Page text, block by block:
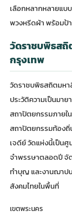
เลือกหลากหลายแ
พวงหรีดผ้า พร้อมป้
วัดราชบพิธสถิ
กรุงเทพ
วัดราชบพิธสถิตมหา
ประวัติความเป็นมา
สถาปัตยกรรมภายใ
สถาปัตยกรรมท้องถิ่
เจดีย์ วัดแห่งนี้เป็น
จำพรรษาตลอดปี จั
ทำบุญ และงานฌาป
สังคมไทยในพื้นที่
เขตพระนคร